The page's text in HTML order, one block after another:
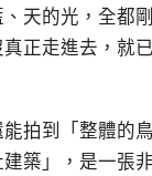
天的光，全都
正走進去，就
拍到「整體的
築」，是一張